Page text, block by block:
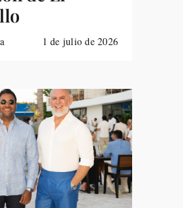
1 de julio de 2026